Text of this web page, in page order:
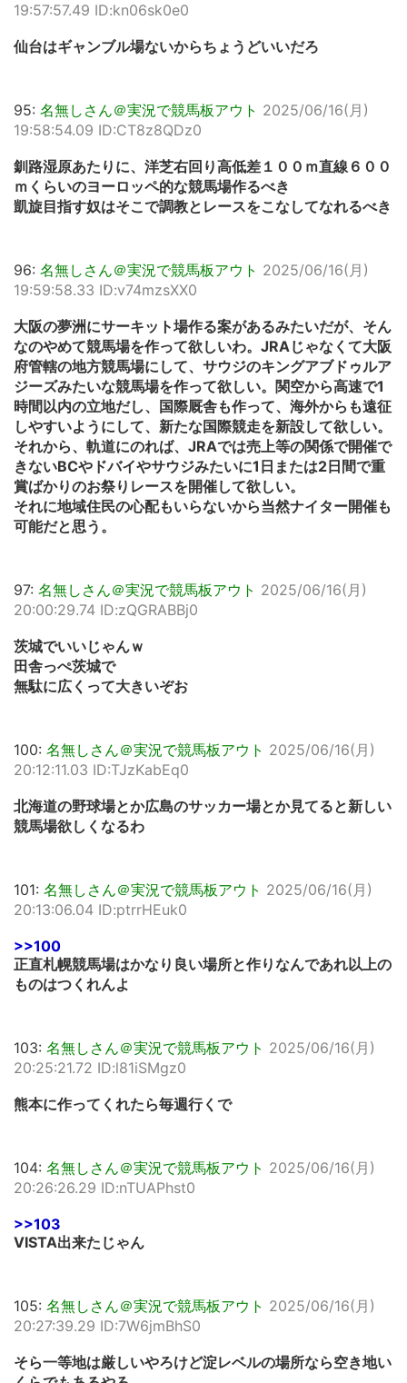
19:57:57.49 ID:kn06sk0e0
仙台はギャンブル場ないからちょうどいいだろ
95: 名無しさん＠実況で競馬板アウト 2025/06/16(月)
19:58:54.09 ID:CT8z8QDz0
釧路湿原あたりに、洋芝右回り高低差１００ｍ直線６００
ｍくらいのヨーロッペ的な競馬場作るべき
凱旋目指す奴はそこで調教とレースをこなしてなれるべき
96: 名無しさん＠実況で競馬板アウト 2025/06/16(月)
19:59:58.33 ID:v74mzsXX0
大阪の夢洲にサーキット場作る案があるみたいだが、そん
なのやめて競馬場を作って欲しいわ。JRAじゃなくて大阪
府管轄の地方競馬場にして、サウジのキングアブドゥルア
ジーズみたいな競馬場を作って欲しい。関空から高速で1
時間以内の立地だし、国際厩舎も作って、海外からも遠征
しやすいようにして、新たな国際競走を新設して欲しい。
それから、軌道にのれば、JRAでは売上等の関係で開催で
きないBCやドバイやサウジみたいに1日または2日間で重
賞ばかりのお祭りレースを開催して欲しい。
それに地域住民の心配もいらないから当然ナイター開催も
可能だと思う。
97: 名無しさん＠実況で競馬板アウト 2025/06/16(月)
20:00:29.74 ID:zQGRABBj0
茨城でいいじゃんｗ
田舎っぺ茨城で
無駄に広くって大きいぞお
100: 名無しさん＠実況で競馬板アウト 2025/06/16(月)
20:12:11.03 ID:TJzKabEq0
北海道の野球場とか広島のサッカー場とか見てると新しい
競馬場欲しくなるわ
101: 名無しさん＠実況で競馬板アウト 2025/06/16(月)
20:13:06.04 ID:ptrrHEuk0
>>100
正直札幌競馬場はかなり良い場所と作りなんであれ以上の
ものはつくれんよ
103: 名無しさん＠実況で競馬板アウト 2025/06/16(月)
20:25:21.72 ID:l81iSMgz0
熊本に作ってくれたら毎週行くで
104: 名無しさん＠実況で競馬板アウト 2025/06/16(月)
20:26:26.29 ID:nTUAPhst0
>>103
VISTA出来たじゃん
105: 名無しさん＠実況で競馬板アウト 2025/06/16(月)
20:27:39.29 ID:7W6jmBhS0
そら一等地は厳しいやろけど淀レベルの場所なら空き地い